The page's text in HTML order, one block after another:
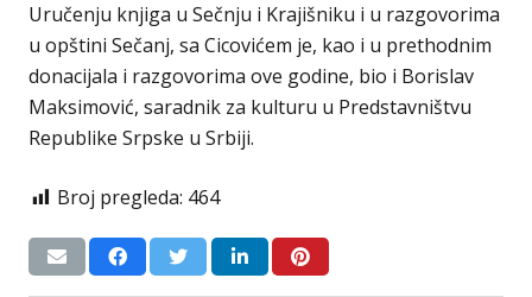
Uručenju knjiga u Sečnju i Krajišniku i u razgovorima
u opštini Sečanj, sa Cicovićem je, kao i u prethodnim
donacijala i razgovorima ove godine, bio i Borislav
Maksimović, saradnik za kulturu u Predstavništvu
Republike Srpske u Srbiji.
Broj pregleda: 464